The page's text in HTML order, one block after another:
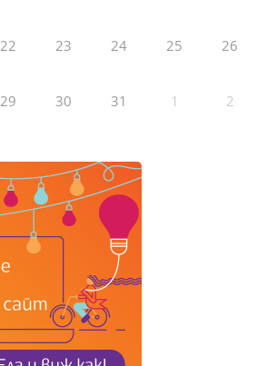
22 23 24 25 26
29 30 31 1 2